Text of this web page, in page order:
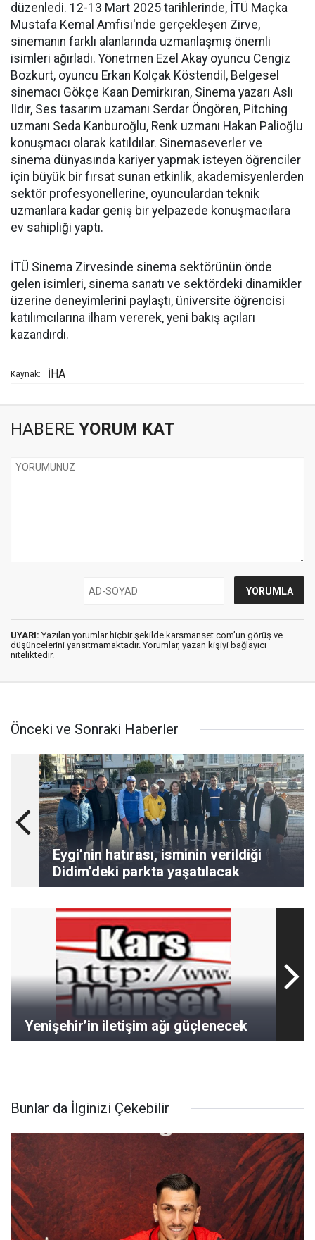
düzenledi. 12-13 Mart 2025 tarihlerinde, İTÜ Maçka
Mustafa Kemal Amfisi'nde gerçekleşen Zirve,
sinemanın farklı alanlarında uzmanlaşmış önemli
isimleri ağırladı. Yönetmen Ezel Akay oyuncu Cengiz
Bozkurt, oyuncu Erkan Kolçak Köstendil, Belgesel
sinemacı Gökçe Kaan Demirkıran, Sinema yazarı Aslı
Ildır, Ses tasarım uzamanı Serdar Öngören, Pitching
uzmanı Seda Kanburoğlu, Renk uzmanı Hakan Palioğlu
konuşmacı olarak katıldılar. Sinemaseverler ve
sinema dünyasında kariyer yapmak isteyen öğrenciler
için büyük bir fırsat sunan etkinlik, akademisyenlerden
sektör profesyonellerine, oyunculardan teknik
uzmanlara kadar geniş bir yelpazede konuşmacılara
ev sahipliği yaptı.
İTÜ Sinema Zirvesinde sinema sektörünün önde
gelen isimleri, sinema sanatı ve sektördeki dinamikler
üzerine deneyimlerini paylaştı, üniversite öğrencisi
katılımcılarına ilham vererek, yeni bakış açıları
kazandırdı.
Kaynak: İHA
HABERE YORUM KAT
UYARI: Yazılan yorumlar hiçbir şekilde karsmanset.com’un görüş ve
düşüncelerini yansıtmamaktadır. Yorumlar, yazan kişiyi bağlayıcı
niteliktedir.
Önceki ve Sonraki Haberler
Eygi’nin hatırası, isminin verildiği
Didim’deki parkta yaşatılacak
Yenişehir’in iletişim ağı güçlenecek
Bunlar da İlginizi Çekebilir